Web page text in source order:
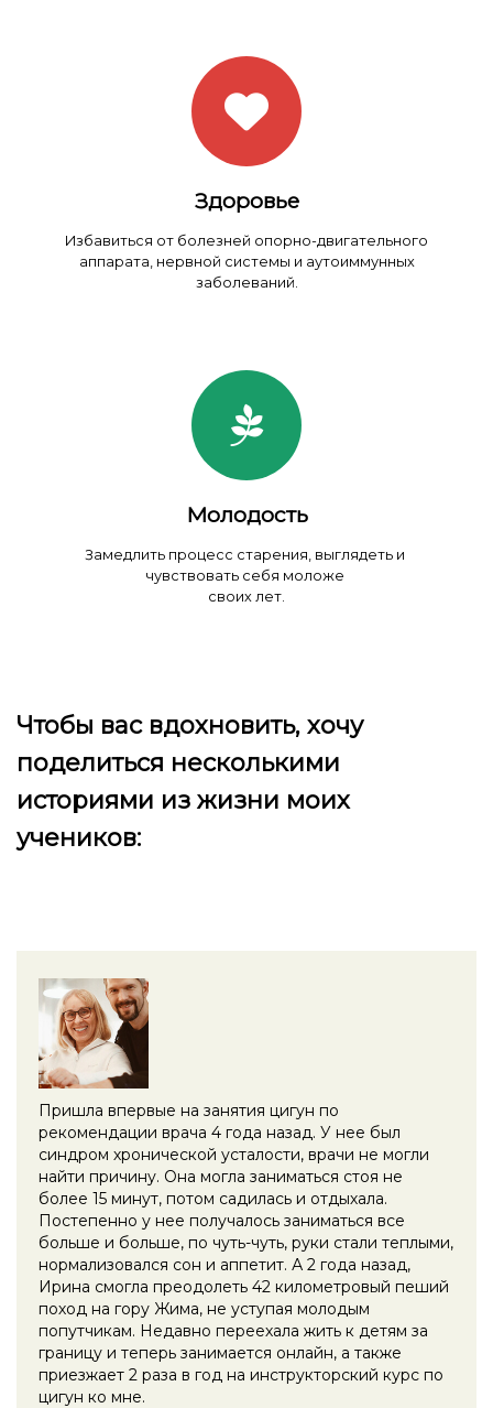
Здоровье
Избавиться от болезней опорно-двигательного
аппарата, нервной системы и аутоиммунных
заболеваний.
Молодость
Замедлить процесс старения, выглядеть и
чувствовать себя моложе
своих лет.
Чтобы вас вдохновить, хочу
поделиться несколькими
историями из жизни моих
учеников:
Пришла впервые на занятия цигун по
рекомендации врача 4 года назад. У нее был
синдром хронической усталости, врачи не могли
найти причину. Она могла заниматься стоя не
более 15 минут, потом садилась и отдыхала.
Постепенно у нее получалось заниматься все
больше и больше, по чуть-чуть, руки стали теплыми,
нормализовался сон и аппетит. А 2 года назад,
Ирина смогла преодолеть 42 километровый пеший
поход на гору Жима, не уступая молодым
попутчикам. Недавно переехала жить к детям за
границу и теперь занимается онлайн, а также
приезжает 2 раза в год на инструкторский курс по
цигун ко мне.